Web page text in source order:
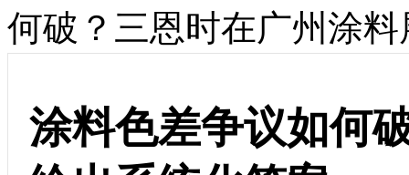
何破？三恩时在广州涂
涂料色差争议如何